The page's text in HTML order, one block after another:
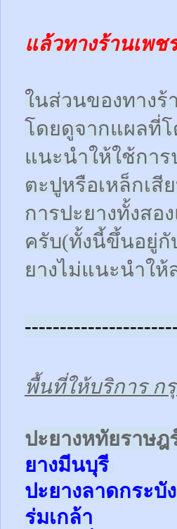
แล้วทางร้านเพ
ในส่วนของทางร้
โดยดูจากแผลที่
แนะนำให้ใช้กา
ตะปูหรือเหล็กเ
การปะยางทั้งสอ
ครับ(ทั้งนี้ขึ้นอยู่กั
ยางไม่แนะนำใ
พื้นที่ให้บริการ ก
ปะยางหทัยราษฎ
ยางมีนบุรี
ปะยางลาดกระบั
ร่มเกล้า